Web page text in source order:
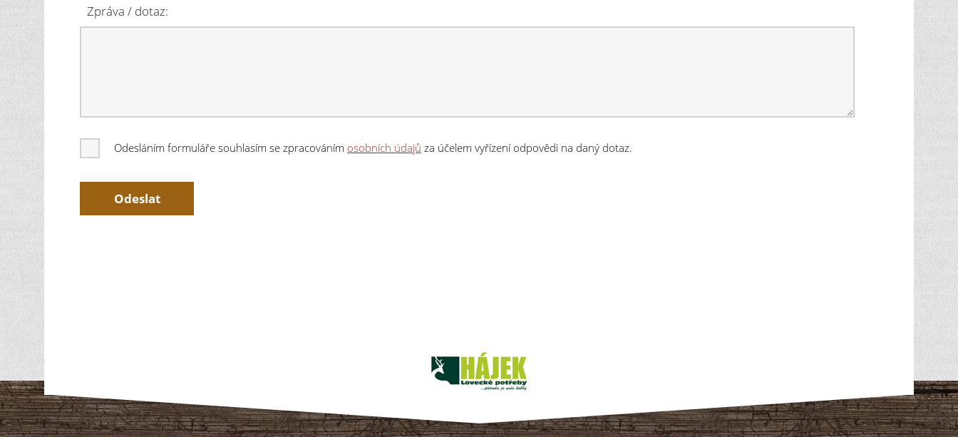
Zpráva / dotaz:
Odesláním formuláře souhlasím se zpracováním osobních údajů za účelem vyřízení odpovědi na daný dotaz.